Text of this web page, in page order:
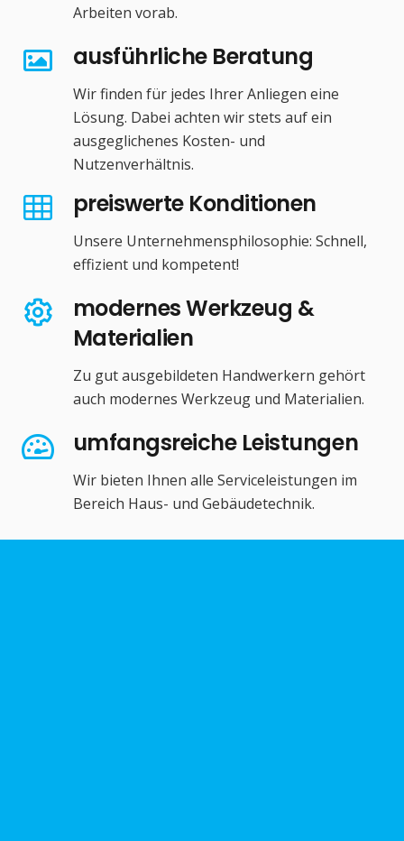
Arbeiten vorab.
ausführliche Beratung
Wir finden für jedes Ihrer Anliegen eine
Lösung. Dabei achten wir stets auf ein
ausgeglichenes Kosten- und
Nutzenverhältnis.
preiswerte Konditionen
Unsere Unternehmensphilosophie: Schnell,
effizient und kompetent!
modernes Werkzeug &
Materialien
Zu gut ausgebildeten Handwerkern gehört
auch modernes Werkzeug und Materialien.
umfangsreiche Leistungen
Wir bieten Ihnen alle Serviceleistungen im
Bereich Haus- und Gebäudetechnik.